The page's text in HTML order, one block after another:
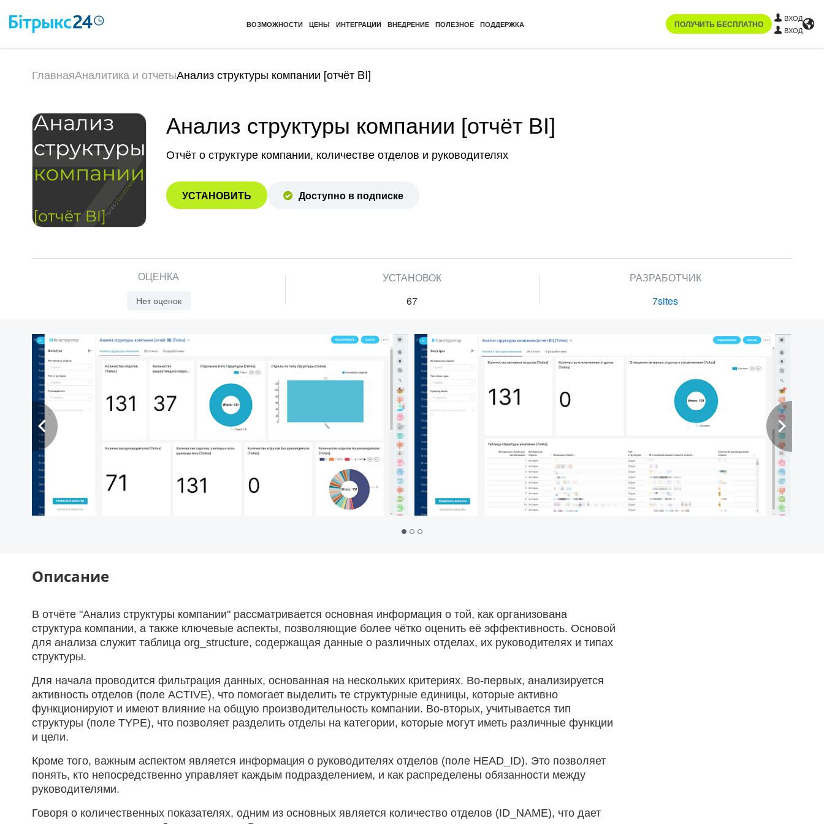
ВОЗМОЖНОСТИ ЦЕНЫ ИНТЕГРАЦИИ ВНЕДРЕНИЕ ПОЛЕЗНОЕ ПОДДЕРЖКА ПОЛУЧИТЬ БЕСПЛАТНО
ВХОД
ВХОД
ГлавнаяАналитика и отчетыАнализ структуры компании [отчёт BI]
Анализ структуры компании [отчёт BI]
Отчёт о структуре компании, количестве отделов и руководителях
УСТАНОВИТЬ Доступно в подписке
ОЦЕНКА
Нет оценок
УСТАНОВОК
67
РАЗРАБОТЧИК
7sites
Описание
В отчёте "Анализ структуры компании" рассматривается основная информация о той, как организована
структура компании, а также ключевые аспекты, позволяющие более чётко оценить её эффективность. Основой
для анализа служит таблица org_structure, содержащая данные о различных отделах, их руководителях и типах
структуры.
Для начала проводится фильтрация данных, основанная на нескольких критериях. Во-первых, анализируется
активность отделов (поле ACTIVE), что помогает выделить те структурные единицы, которые активно
функционируют и имеют влияние на общую производительность компании. Во-вторых, учитывается тип
структуры (поле TYPE), что позволяет разделить отделы на категории, которые могут иметь различные функции
и цели.
Кроме того, важным аспектом является информация о руководителях отделов (поле HEAD_ID). Это позволяет
понять, кто непосредственно управляет каждым подразделением, и как распределены обязанности между
руководителями.
Говоря о количественных показателях, одним из основных является количество отделов (ID_NAME), что дает